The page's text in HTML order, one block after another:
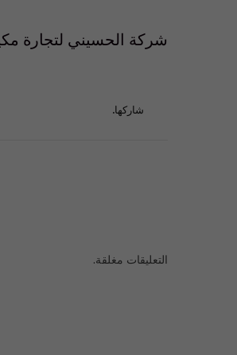
شركة الحسيني لتجارة
شاركها.
التعليقات مغلقة.